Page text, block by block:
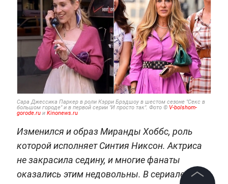
Сара Джессика Паркер в роли Кэрри Брэдшоу в шестом сезоне "Секс в
большом городе" и в первой серии "И просто так". Фото © V-bolshom-
gorode.ruи Kinonews.ru
Изменился и образ Миранды Хоббс, роль
которой исполняет Синтия Никсон. Актриса
не закрасила седину, и многие фанаты
оказались этим недовольны. В сериале её